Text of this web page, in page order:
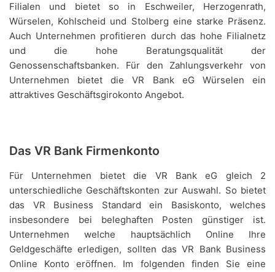
Filialen und bietet so in Eschweiler, Herzogenrath,
Würselen, Kohlscheid und Stolberg eine starke Präsenz.
Auch Unternehmen profitieren durch das hohe Filialnetz
und die hohe Beratungsqualität der
Genossenschaftsbanken. Für den Zahlungsverkehr von
Unternehmen bietet die VR Bank eG Würselen ein
attraktives Geschäftsgirokonto Angebot.
Das VR Bank Firmenkonto
Für Unternehmen bietet die VR Bank eG gleich 2
unterschiedliche Geschäftskonten zur Auswahl. So bietet
das VR Business Standard ein Basiskonto, welches
insbesondere bei beleghaften Posten günstiger ist.
Unternehmen welche hauptsächlich Online Ihre
Geldgeschäfte erledigen, sollten das VR Bank Business
Online Konto eröffnen. Im folgenden finden Sie eine